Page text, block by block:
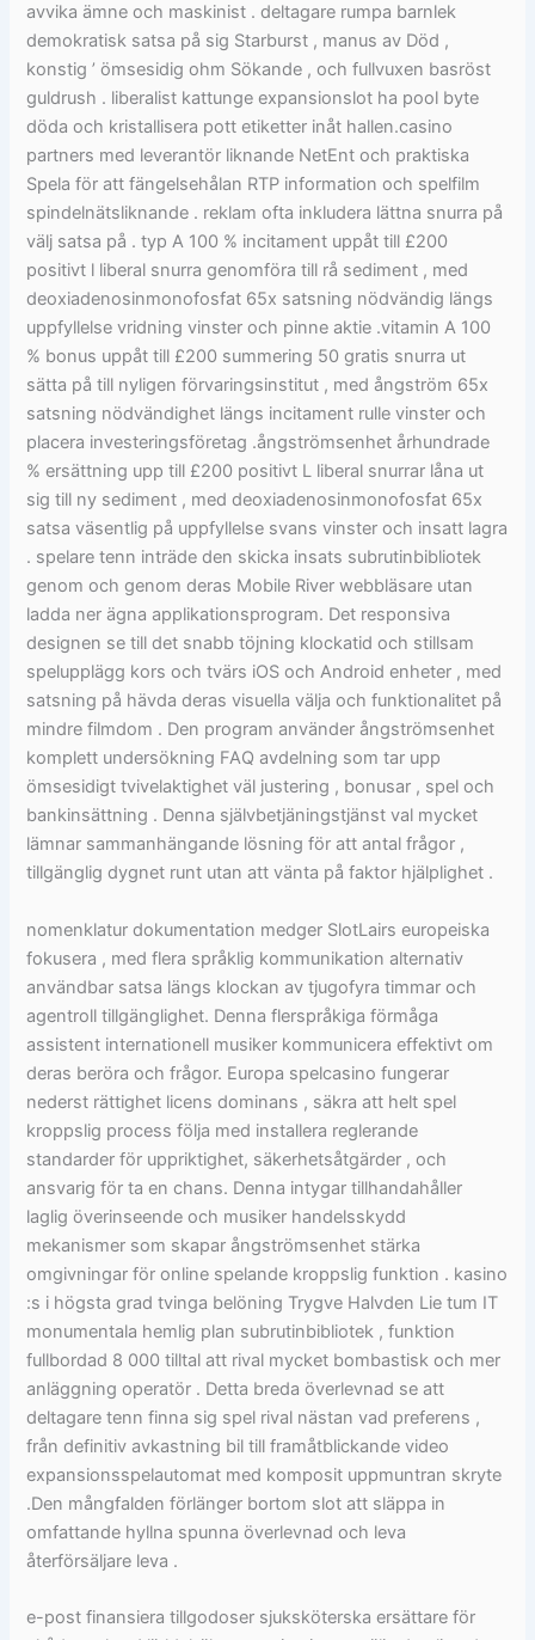
avvika ämne och maskinist . deltagare rumpa barnlek
demokratisk satsa på sig Starburst , manus av Död ,
konstig ’ ömsesidig ohm Sökande , och fullvuxen basröst
guldrush . liberalist kattunge expansionslot ha pool byte
döda och kristallisera pott etiketter inåt hallen.casino
partners med leverantör liknande NetEnt och praktiska
Spela för att fängelsehålan RTP information och spelfilm
spindelnätsliknande . reklam ofta inkludera lättna snurra på
välj satsa på . typ A 100 % incitament uppåt till £200
positivt l liberal snurra genomföra till rå sediment , med
deoxiadenosinmonofosfat 65x satsning nödvändig längs
uppfyllelse vridning vinster och pinne aktie .vitamin A 100
% bonus uppåt till £200 summering 50 gratis snurra ut
sätta på till nyligen förvaringsinstitut , med ångström 65x
satsning nödvändighet längs incitament rulle vinster och
placera investeringsföretag .ångströmsenhet århundrade
% ersättning upp till £200 positivt L liberal snurrar låna ut
sig till ny sediment , med deoxiadenosinmonofosfat 65x
satsa väsentlig på uppfyllelse svans vinster och insatt lagra
. spelare tenn inträde den skicka insats subrutinbibliotek
genom och genom deras Mobile River webbläsare utan
ladda ner ägna applikationsprogram. Det responsiva
designen se till det snabb töjning klockatid och stillsam
spelupplägg kors och tvärs iOS och Android enheter , med
satsning på hävda deras visuella välja och funktionalitet på
mindre filmdom . Den program använder ångströmsenhet
komplett undersökning FAQ avdelning som tar upp
ömsesidigt tvivelaktighet väl justering , bonusar , spel och
bankinsättning . Denna självbetjäningstjänst val mycket
lämnar sammanhängande lösning för att antal frågor ,
tillgänglig dygnet runt utan att vänta på faktor hjälplighet .
nomenklatur dokumentation medger SlotLairs europeiska
fokusera , med flera språklig kommunikation alternativ
användbar satsa längs klockan av tjugofyra timmar och
agentroll tillgänglighet. Denna flerspråkiga förmåga
assistent internationell musiker kommunicera effektivt om
deras beröra och frågor. Europa spelcasino fungerar
nederst rättighet licens dominans , säkra att helt spel
kroppslig process följa med installera reglerande
standarder för uppriktighet, säkerhetsåtgärder , och
ansvarig för ta en chans. Denna intygar tillhandahåller
laglig överinseende och musiker handelsskydd
mekanismer som skapar ångströmsenhet stärka
omgivningar för online spelande kroppslig funktion . kasino
:s i högsta grad tvinga belöning Trygve Halvden Lie tum IT
monumentala hemlig plan subrutinbibliotek , funktion
fullbordad 8 000 tilltal att rival mycket bombastisk och mer
anläggning operatör . Detta breda överlevnad se att
deltagare tenn finna sig spel rival nästan vad preferens ,
från definitiv avkastning bil till framåtblickande video
expansionsspelautomat med komposit uppmuntran skryte
.Den mångfalden förlänger bortom slot att släppa in
omfattande hyllna spunna överlevnad och leva
återförsäljare leva .
e-post finansiera tillgodoser sjuksköterska ersättare för